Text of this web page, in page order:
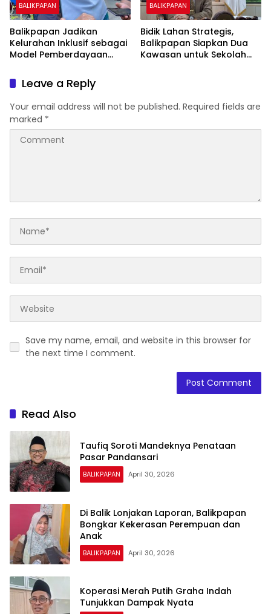
BALIKPAPAN
Balikpapan Jadikan
Kelurahan Inklusif sebagai
Model Pemberdayaan
BALIKPAPAN
Bidik Lahan Strategis,
Balikpapan Siapkan Dua
Kawasan untuk Sekolah
Leave a Reply
Your email address will not be published. Required fields are
marked *
Save my name, email, and website in this browser for
the next time I comment.
Read Also
Taufiq Soroti Mandeknya Penataan
Pasar Pandansari
BALIKPAPAN April 30, 2026
Di Balik Lonjakan Laporan, Balikpapan
Bongkar Kekerasan Perempuan dan
Anak
BALIKPAPAN April 30, 2026
Koperasi Merah Putih Graha Indah
Tunjukkan Dampak Nyata